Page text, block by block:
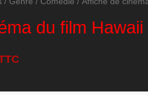
du film Hawaii